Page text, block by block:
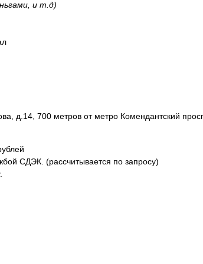
и т.д)
д.14, 700 метров от метро Комендантский
СДЭК. (рассчитывается по запросу)